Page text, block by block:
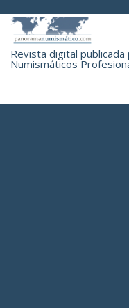
Revista digital publicada
Numismáticos